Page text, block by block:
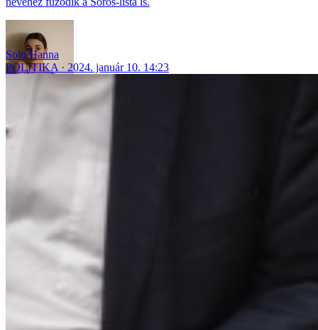
Solti Hanna
POLITIKA
2024. január 10. 14:23